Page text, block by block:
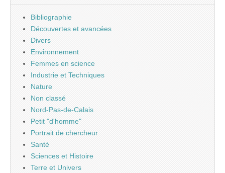
Bibliographie
Découvertes et avancées
Divers
Environnement
Femmes en science
Industrie et Techniques
Nature
Non classé
Nord-Pas-de-Calais
Petit "d'homme"
Portrait de chercheur
Santé
Sciences et Histoire
Terre et Univers